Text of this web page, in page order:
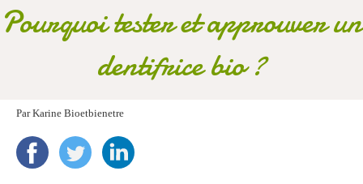
Pourquoi tester et approuver un
dentifrice bio ?
ParKarine Bioetbienetre